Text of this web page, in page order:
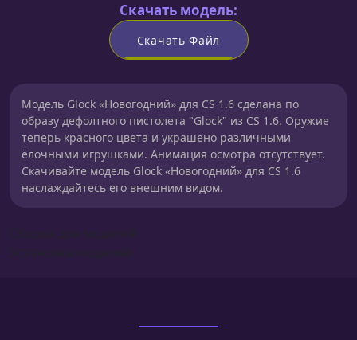
Скачать модель:
Скачать Файл
Модель Glock «Новогодний» для CS 1.6 сделана по
образу дефолтного пистолета "Glock" из CS 1.6. Оружие
теперь красного цвета и украшено различными
ёлочными игрушками. Анимация осмотра отсутствует.
Скачивайте модель Glock «Новогодний» для CS 1.6
наслаждайтесь его внешним видом.